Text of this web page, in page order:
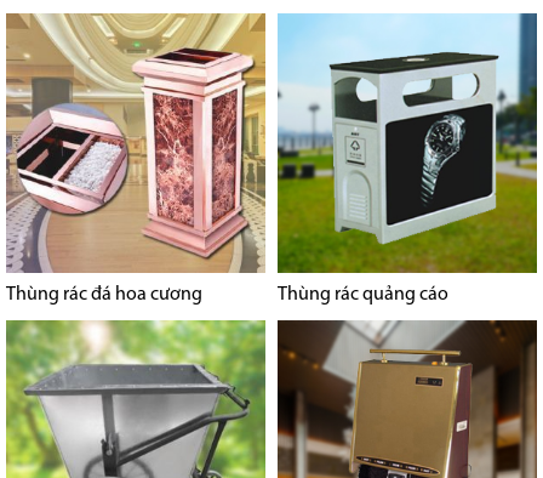
Thùng rác đá hoa cương Thùng rác quảng cáo